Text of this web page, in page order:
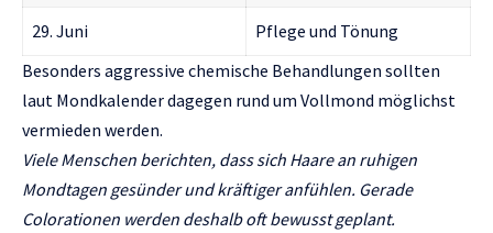
29. Juni
Pflege und Tönung
Besonders aggressive chemische Behandlungen sollten
laut Mondkalender dagegen rund um Vollmond möglichst
vermieden werden.
Viele Menschen berichten, dass sich Haare an ruhigen
Mondtagen gesünder und kräftiger anfühlen. Gerade
Colorationen werden deshalb oft bewusst geplant.